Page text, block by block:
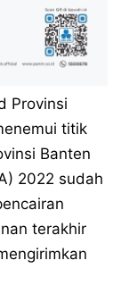
Provinsi
titik
Banten
2022 sudah
terakhir